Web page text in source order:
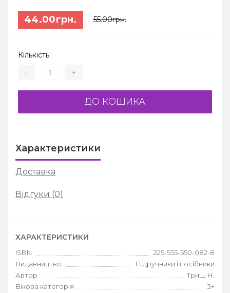
44.00грн. 55.00грн.
Кількість:
- +
ДО КОШИКА
Характеристики
Доставка
Відгуки (0)
ХАРАКТЕРИСТИКИ
ISBN
225-555-550-082-8
Видавництво
Підручники і посібники
Автор
Трищ Н.
Вікова категорія
3+